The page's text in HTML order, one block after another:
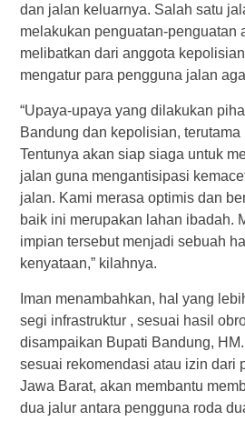
dan jalan keluarnya. Salah satu
melakukan penguatan-penguatan
melibatkan dari anggota
mengatur para pengguna jalan
“Upaya-upaya yang dilakukan
Bandung dan kepolisian, terutama
Tentunya akan siap siaga untuk
jalan guna mengantisipasi
jalan. Kami merasa optimis dan
baik ini merupakan lahan ibadah.
impian tersebut menjadi sebuah
kenyataan,” kilahnya.
Iman menambahkan, hal yang
segi infrastruktur , sesuai hasil
disampaikan Bupati Bandung,
sesuai rekomendasi atau izin dari
Jawa Barat, akan membantu
dua jalur antara pengguna roda